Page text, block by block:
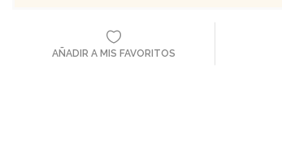
AÑADIR A MIS FAVORITOS